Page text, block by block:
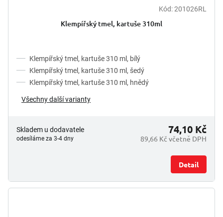
Kód:201026RL
Klempířský tmel, kartuše 310ml
Klempířský tmel, kartuše 310 ml, bílý
Klempířský tmel, kartuše 310 ml, šedý
Klempířský tmel, kartuše 310 ml, hnědý
Všechny další varianty
Skladem u dodavatele
odesíláme za 3-4 dny 89,66 Kč včetně DPH
74,10 Kč
Detail